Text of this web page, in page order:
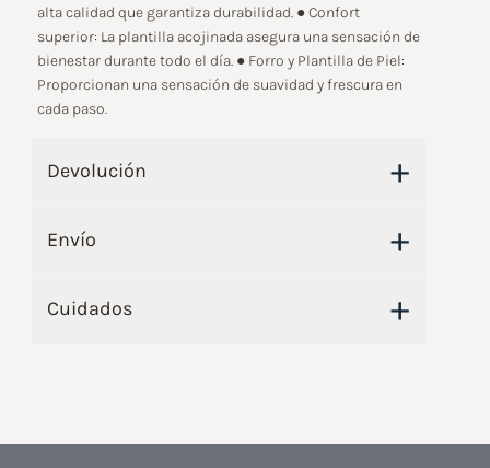
alta calidad que garantiza durabilidad. ● Confort
superior: La plantilla acojinada asegura una sensación de
bienestar durante todo el día. ● Forro y Plantilla de Piel:
Proporcionan una sensación de suavidad y frescura en
cada paso.
Devolución +
Envío +
Cuidados +